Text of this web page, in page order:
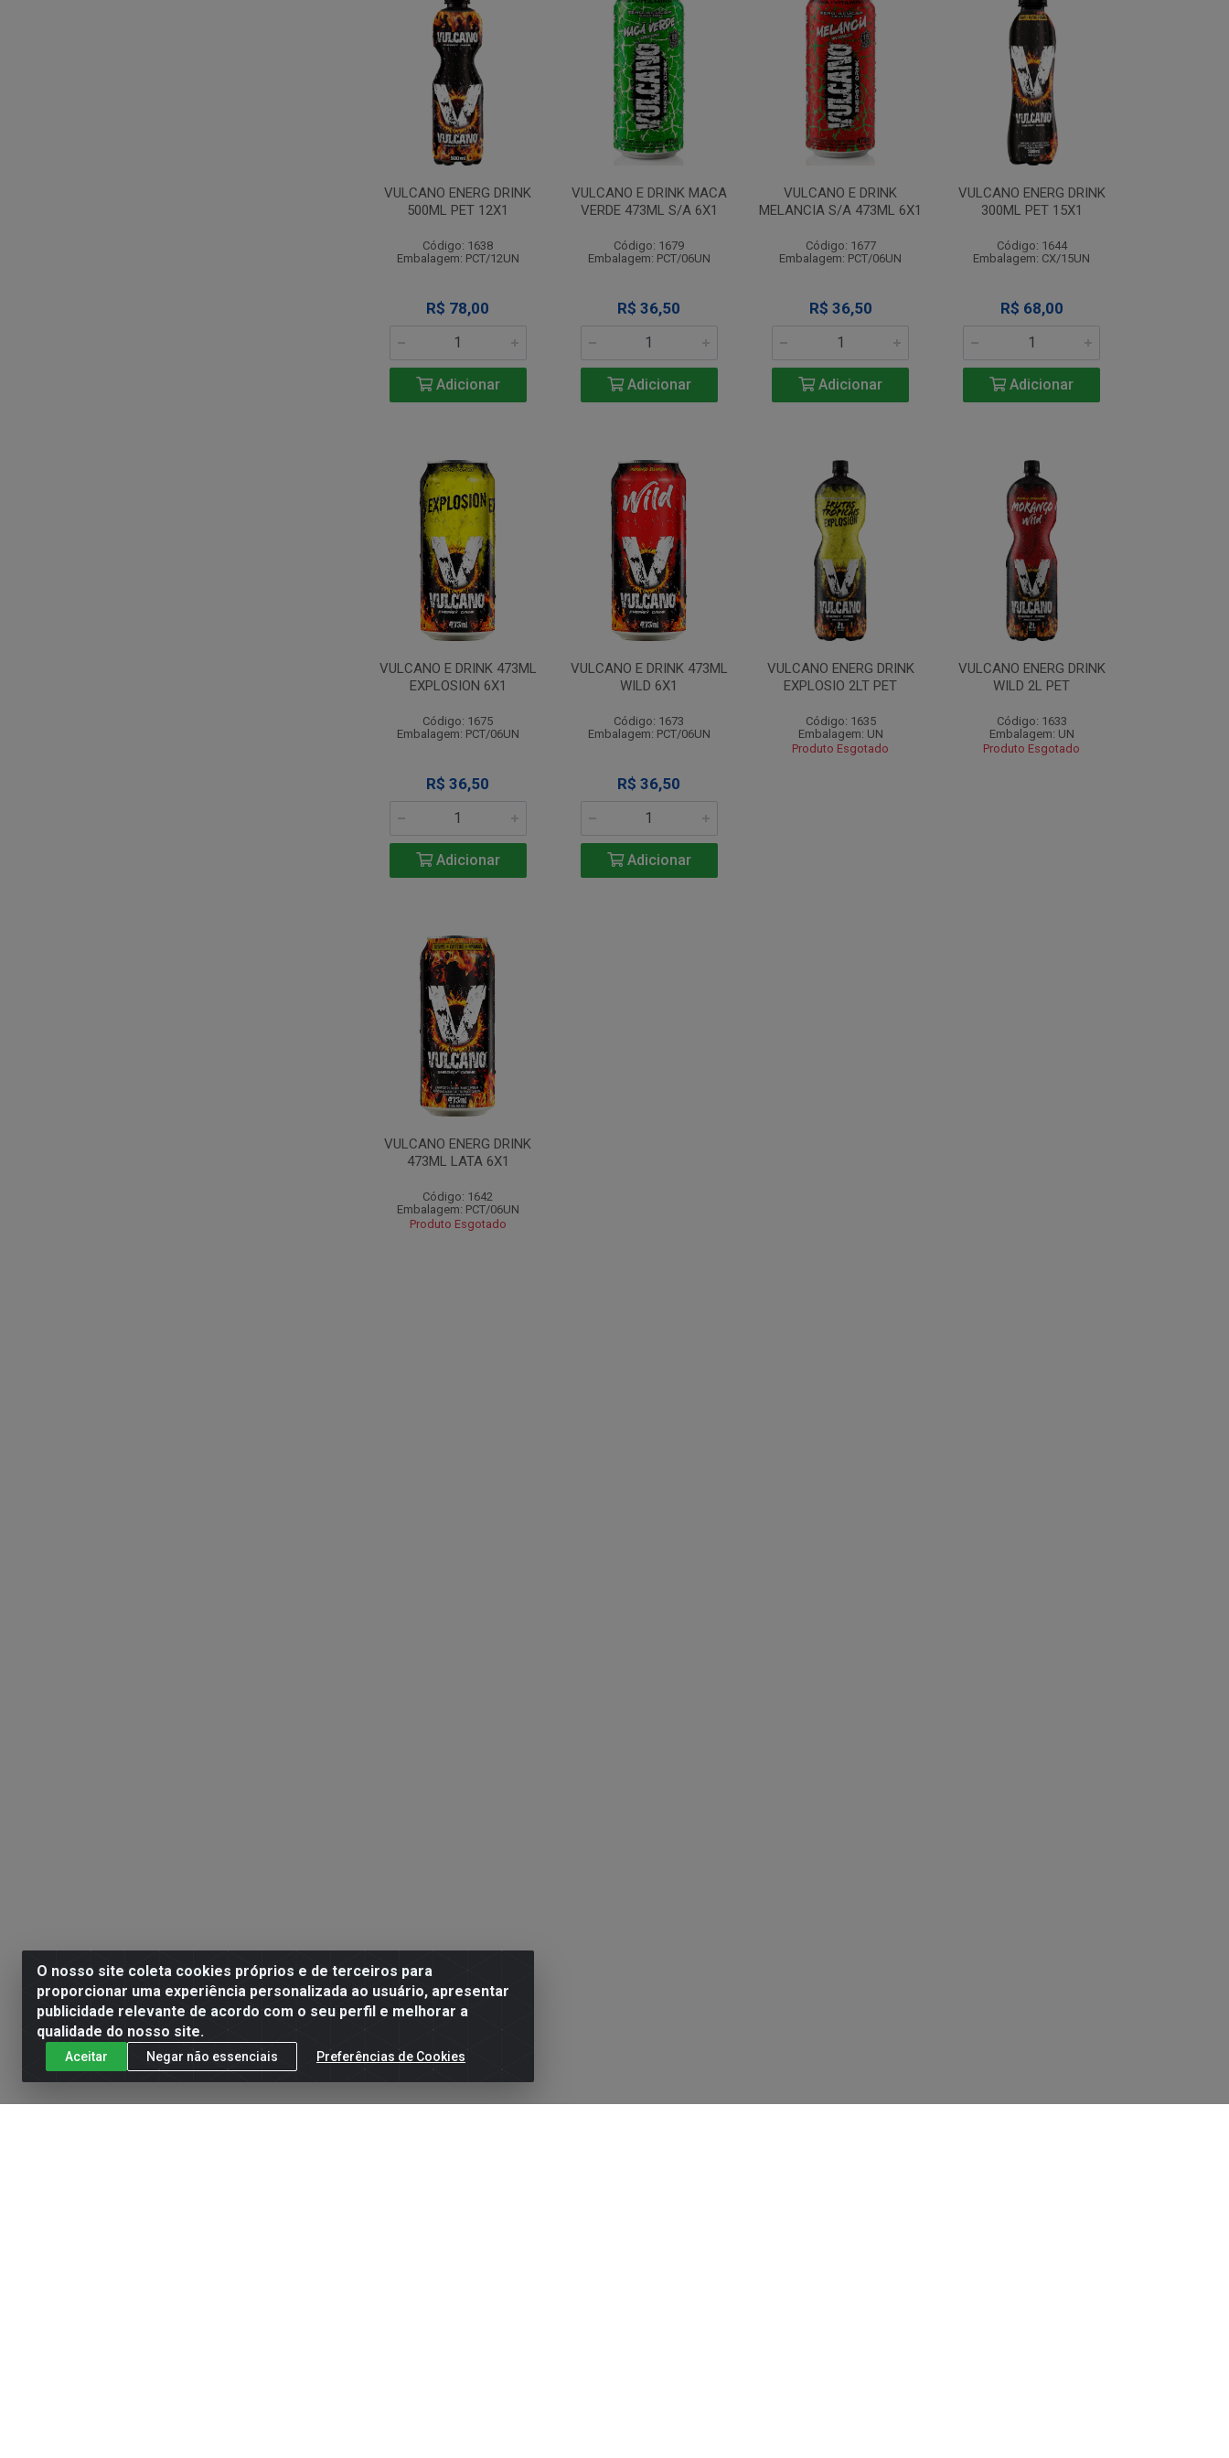
VULCANO ENERG DRINK
500ML PET 12X1
Código: 1638
Embalagem: PCT/12UN
R$ 78,00
Adicionar
VULCANO E DRINK MACA
VERDE 473ML S/A 6X1
Código: 1679
Embalagem: PCT/06UN
R$ 36,50
Adicionar
VULCANO E DRINK
MELANCIA S/A 473ML 6X1
Código: 1677
Embalagem: PCT/06UN
R$ 36,50
Adicionar
VULCANO ENERG DRINK
300ML PET 15X1
Código: 1644
Embalagem: CX/15UN
R$ 68,00
Adicionar
VULCANO E DRINK 473ML
EXPLOSION 6X1
Código: 1675
Embalagem: PCT/06UN
R$ 36,50
Adicionar
VULCANO E DRINK 473ML
WILD 6X1
Código: 1673
Embalagem: PCT/06UN
R$ 36,50
Adicionar
VULCANO ENERG DRINK
EXPLOSIO 2LT PET
Código: 1635
Embalagem: UN
Produto Esgotado
VULCANO ENERG DRINK
WILD 2L PET
Código: 1633
Embalagem: UN
Produto Esgotado
VULCANO ENERG DRINK
473ML LATA 6X1
Código: 1642
Embalagem: PCT/06UN
Produto Esgotado
O nosso site coleta cookies próprios e de terceiros para
proporcionar uma experiência personalizada ao usuário, apresentar
publicidade relevante de acordo com o seu perfil e melhorar a
qualidade do nosso site.
Aceitar Negar não essenciais Preferências de Cookies